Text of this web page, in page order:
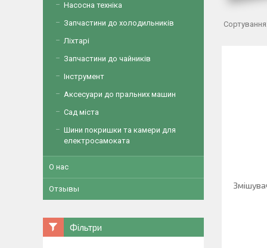
Насосна техніка
Запчастини до холодильників
Ліхтарі
Запчастини до чайників
Інструмент
Аксесуари до пральних машин
Сад міста
Шини покришки та камери для
електросамоката
О нас
Отзывы
Фільтри